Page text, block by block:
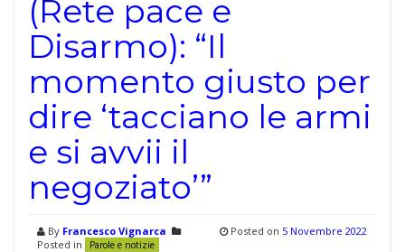
(Rete pace e
Disarmo): “Il
momento giusto per
dire ‘tacciano le armi
e si avvii il
negoziato’”
By Francesco Vignarca
Posted in
Parole e notizie
Posted on 5 Novembre 2022